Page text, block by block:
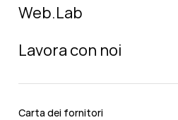
Web.Lab
Lavora con noi
Carta dei fornitori